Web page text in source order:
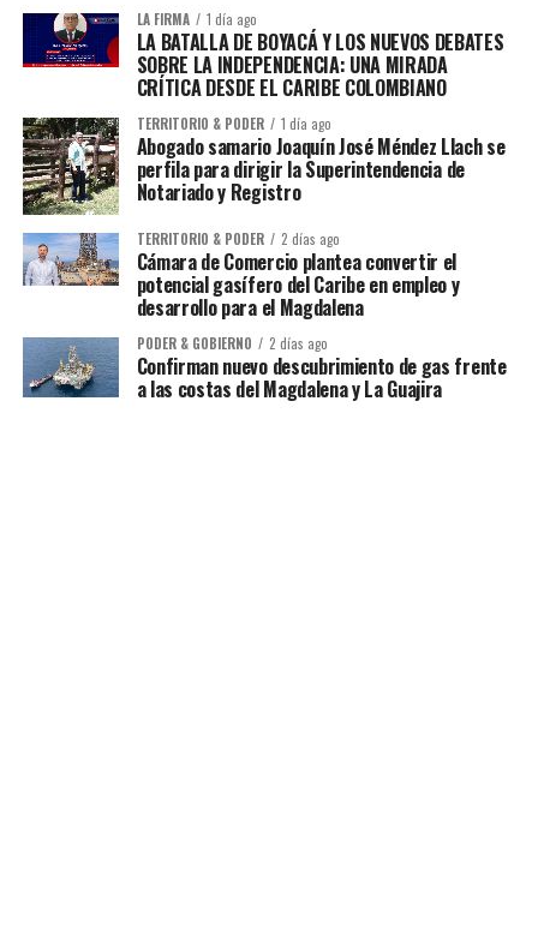
LA FIRMA 1 día ago
LA BATALLA DE BOYACÁ Y LOS NUEVOS DEBATES
SOBRE LA INDEPENDENCIA: UNA MIRADA
CRÍTICA DESDE EL CARIBE COLOMBIANO
TERRITORIO & PODER 1 día ago
Abogado samario Joaquín José Méndez Llach se
perfila para dirigir la Superintendencia de
Notariado y Registro
TERRITORIO & PODER 2 días ago
Cámara de Comercio plantea convertir el
potencial gasífero del Caribe en empleo y
desarrollo para el Magdalena
PODER & GOBIERNO 2 días ago
Confirman nuevo descubrimiento de gas frente
a las costas del Magdalena y La Guajira